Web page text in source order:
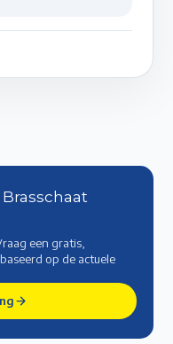
een gratis,
op de actuele